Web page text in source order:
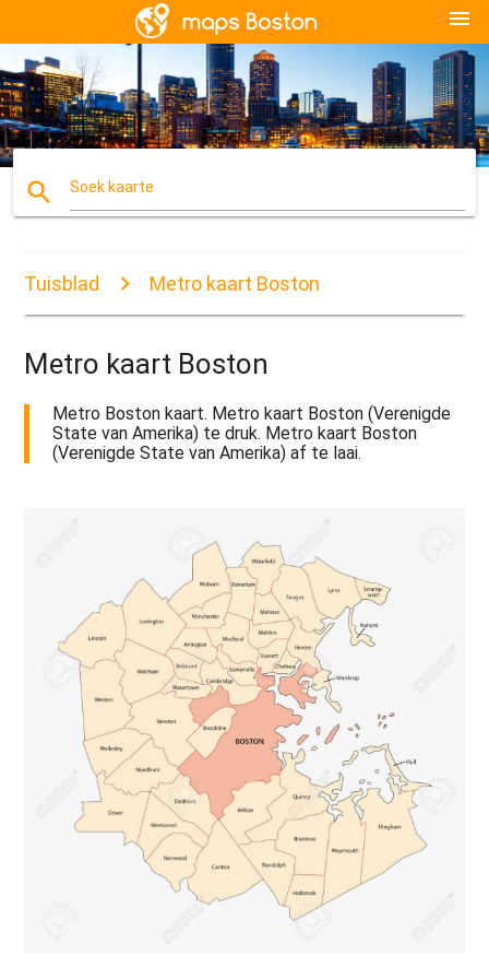
menu
search Soek kaarte
Tuisblad Metro kaart Boston
Metro kaart Boston
Metro Boston kaart. Metro kaart Boston (Verenigde
State van Amerika) te druk. Metro kaart Boston
(Verenigde State van Amerika) af te laai.